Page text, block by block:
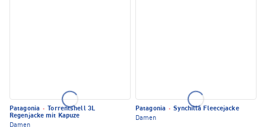
Patagonia ·
Torrentshell 3L
Regenjacke mit Kapuze
Damen
Patagonia · Synchilla Fleecejacke
Damen